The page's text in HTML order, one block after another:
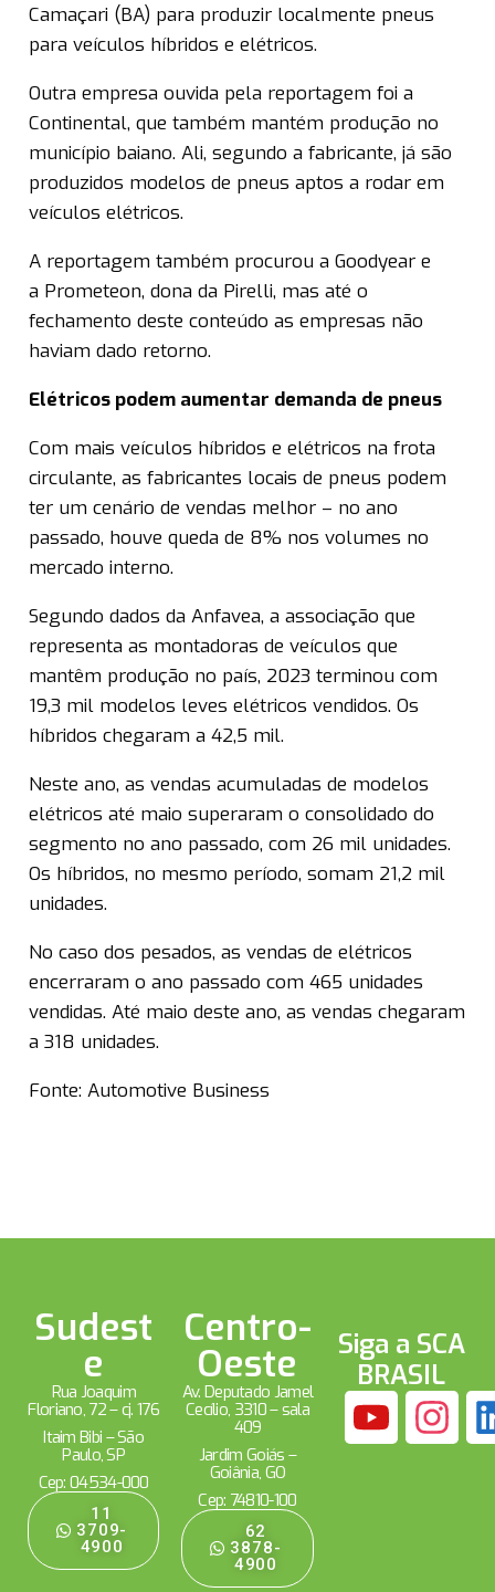
Camaçari (BA) para produzir localmente pneus
para veículos híbridos e elétricos.
Outra empresa ouvida pela reportagem foi a
Continental, que também mantém produção no
município baiano. Ali, segundo a fabricante, já são
produzidos modelos de pneus aptos a rodar em
veículos elétricos.
A reportagem também procurou a Goodyear e
a Prometeon, dona da Pirelli, mas até o
fechamento deste conteúdo as empresas não
haviam dado retorno.
Elétricos podem aumentar demanda de pneus
Com mais veículos híbridos e elétricos na frota
circulante, as fabricantes locais de pneus podem
ter um cenário de vendas melhor – no ano
passado, houve queda de 8% nos volumes no
mercado interno.
Segundo dados da Anfavea, a associação que
representa as montadoras de veículos que
mantêm produção no país, 2023 terminou com
19,3 mil modelos leves elétricos vendidos. Os
híbridos chegaram a 42,5 mil.
Neste ano, as vendas acumuladas de modelos
elétricos até maio superaram o consolidado do
segmento no ano passado, com 26 mil unidades.
Os híbridos, no mesmo período, somam 21,2 mil
unidades.
No caso dos pesados, as vendas de elétricos
encerraram o ano passado com 465 unidades
vendidas. Até maio deste ano, as vendas chegaram
a 318 unidades.
Fonte: Automotive Business
Sudest
e
Rua Joaquim
Floriano, 72 – cj. 176
Itaim Bibi – São
Paulo, SP
Cep: 04534-000
11
3709-
4900
Centro-
Oeste
Av. Deputado Jamel
Cecílio, 3310 – sala
409
Jardim Goiás –
Goiânia, GO
Cep: 74810-100
62
3878-
4900
Siga a SCA
BRASIL